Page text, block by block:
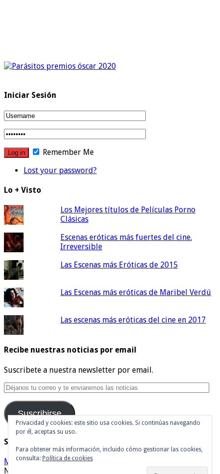
Iniciar Sesión
Remember Me
Lost your password?
Lo + Visto
Los Mejores títulos de Películas Porno
Clásicas
Escenas eróticas más fuertes del cine.
Irreversible
Las Escenas más Eróticas de 2015
Las Escenas más eróticas de Maribel Verdú
Las escenas más eróticas del cine en 2017
Recibe nuestras noticias por email
Suscribete a nuestra newsletter por email.
Déjanos
tu
correo
y
te
enviaremos
las
noticias
Suscribirse
Síguenos en Twitter
Mis tuits
Noticias de cine y de series de televisión, críticas, tráilers,
Privacidad y cookies: este sitio usa cookies. Si continúas navegando
por él, aceptas su uso.
Para obtener más información, incluido cómo gestionar las cookies,
consulta: Política de cookies